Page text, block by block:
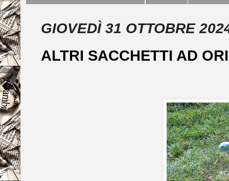
GIOVEDÌ 31 OTTOBRE
ALTRI SACCHETTI AD